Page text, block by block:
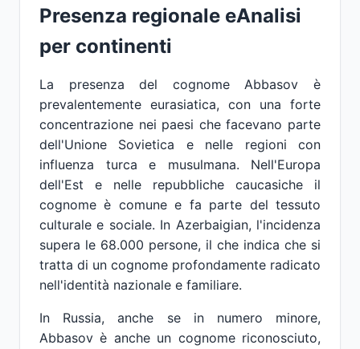
Presenza regionale eAnalisi
per continenti
La presenza del cognome Abbasov è
prevalentemente eurasiatica, con una forte
concentrazione nei paesi che facevano parte
dell'Unione Sovietica e nelle regioni con
influenza turca e musulmana. Nell'Europa
dell'Est e nelle repubbliche caucasiche il
cognome è comune e fa parte del tessuto
culturale e sociale. In Azerbaigian, l'incidenza
supera le 68.000 persone, il che indica che si
tratta di un cognome profondamente radicato
nell'identità nazionale e familiare.
In Russia, anche se in numero minore,
Abbasov è anche un cognome riconosciuto,